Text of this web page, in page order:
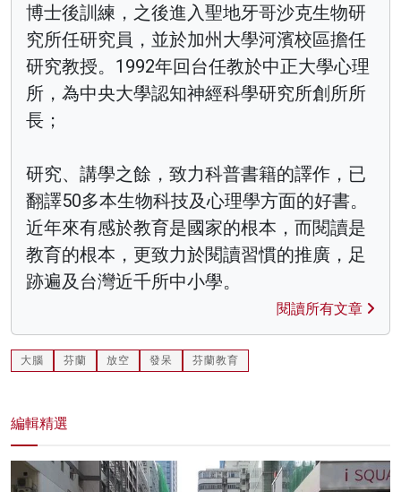
博士後訓練，之後進入聖地牙哥沙克生物研
究所任研究員，並於加州大學河濱校區擔任
研究教授。1992年回台任教於中正大學心理
所，為中央大學認知神經科學研究所創所所
長；
研究、講學之餘，致力科普書籍的譯作，已
翻譯50多本生物科技及心理學方面的好書。
近年來有感於教育是國家的根本，而閱讀是
教育的根本，更致力於閱讀習慣的推廣，足
跡遍及台灣近千所中小學。
閱讀所有文章
大腦 芬蘭 放空 發呆 芬蘭教育
編輯精選